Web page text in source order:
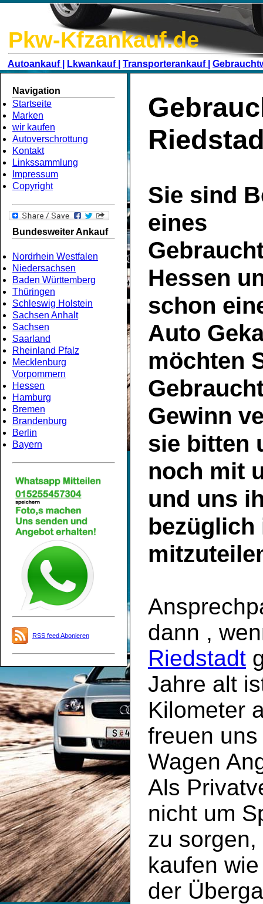
Pkw-Kfzankauf.de
Autoankauf | Lkwankauf | Transporterankauf |
Navigation
Startseite
Marken
wir kaufen
Autoverschrottung
Kontakt
Linkssammlung
Impressum
Copyright
Bundesweiter Ankauf
Nordrhein Westfalen
Niedersachsen
Baden Württemberg
Thüringen
Schleswig Holstein
Sachsen Anhalt
Sachsen
Saarland
Rheinland Pfalz
Mecklenburg
Vorpommern
Hessen
Hamburg
Bremen
Brandenburg
Berlin
Bayern
RSS feed Abonieren
Sie sind
eines
Hessen
schon
Auto
möchten
Gewinn
sie bitten
noch mit
und uns
dann ,
Riedstadt
Jahre alt
Kilometer
freuen
Wagen
Als
nicht um
zu
kaufen
der